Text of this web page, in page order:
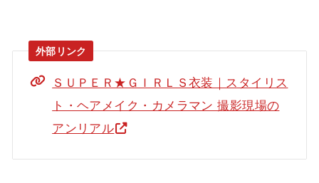
ＳＵＰＥＲ★ＧＩＲＬＳ衣装｜スタイリス
ト・ヘアメイク・カメラマン 撮影現場の
アンリアル